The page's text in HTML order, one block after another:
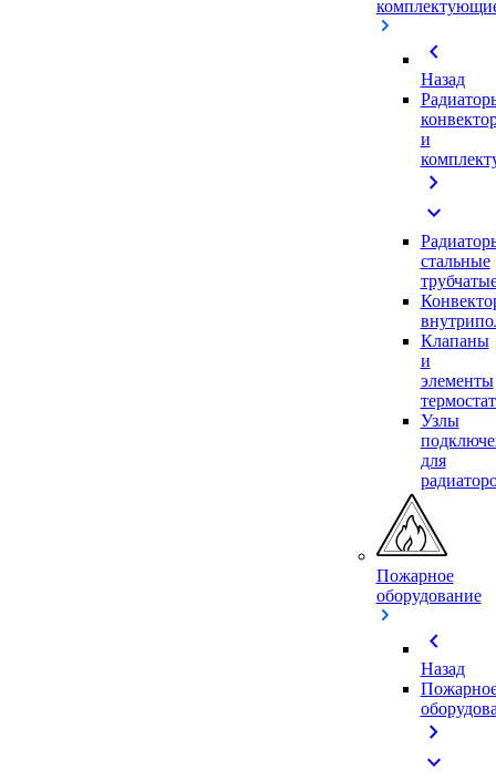
chevron_left
Назад
и
chevron_right
expand_more
стальные
Клапаны
и
элементы
Узлы
для
Пожарное
оборудование
chevron_left
Назад
chevron_right
expand_more